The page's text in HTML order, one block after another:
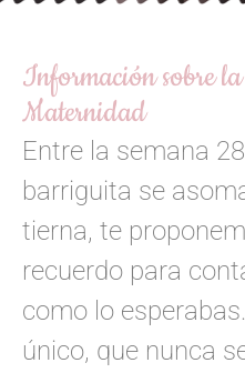
Información sobre la
Maternidad
Entre la semana
barriguita se
tierna, te
recuerdo para
como lo
único, que nunca